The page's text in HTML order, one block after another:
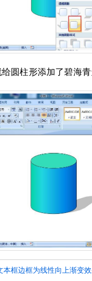
圆柱形添加了碧海青
本框边框为线性向上渐变效